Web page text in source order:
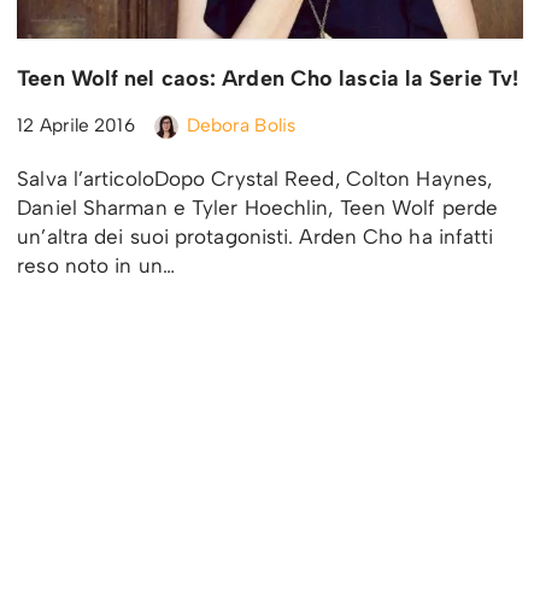
Teen Wolf nel caos: Arden Cho lascia la Serie Tv!
12 Aprile 2016 Debora Bolis
Salva l’articoloDopo Crystal Reed, Colton Haynes,
Daniel Sharman e Tyler Hoechlin, Teen Wolf perde
un’altra dei suoi protagonisti. Arden Cho ha infatti
reso noto in un…